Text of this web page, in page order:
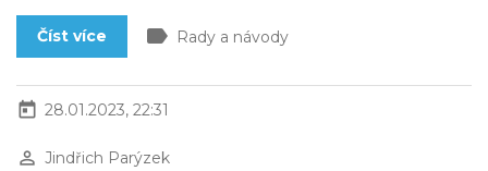
Číst více label Rady a návody
today 28.01.2023, 22:31
perm_identity Jindřich Parýzek